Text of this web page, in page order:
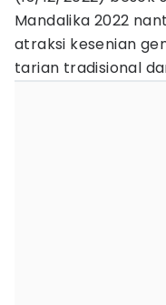
Mandalika 2022
atraksi kesenian
tarian tradisional